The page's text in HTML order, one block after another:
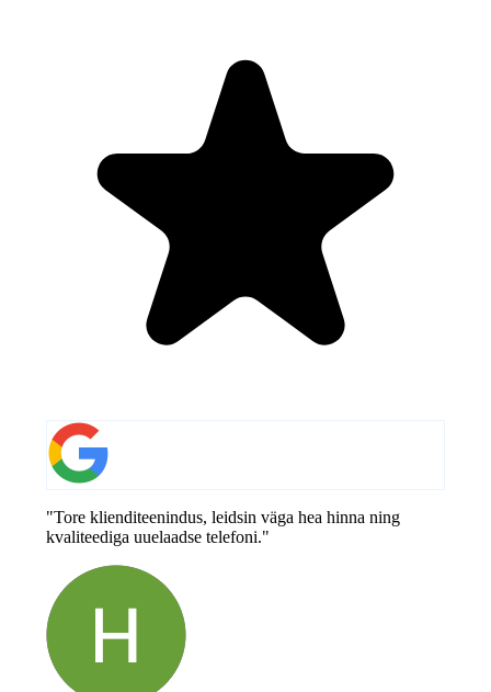
"Tore klienditeenindus, leidsin väga hea hinna ning
kvaliteediga uuelaadse telefoni."